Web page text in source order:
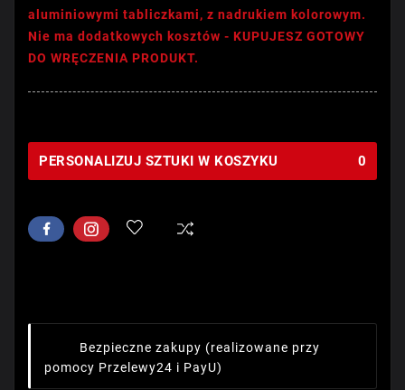
aluminiowymi tabliczkami, z nadrukiem kolorowym.
Nie ma dodatkowych kosztów - KUPUJESZ GOTOWY
DO WRĘCZENIA PRODUKT.
PERSONALIZUJ SZTUKI W KOSZYKU 0
Bezpieczne zakupy (realizowane przy
pomocy Przelewy24 i PayU)